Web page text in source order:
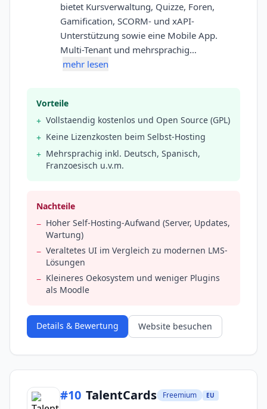
bietet Kursverwaltung, Quizze, Foren,
Gamification, SCORM- und xAPI-
Unterstützung sowie eine Mobile App.
Multi-Tenant und mehrsprachig…
mehr lesen
Vorteile
+ Vollstaendig kostenlos und Open Source (GPL)
+ Keine Lizenzkosten beim Selbst-Hosting
+ Mehrsprachig inkl. Deutsch, Spanisch,
Franzoesisch u.v.m.
Nachteile
− Hoher Self-Hosting-Aufwand (Server, Updates,
Wartung)
− Veraltetes UI im Vergleich zu modernen LMS-
Lösungen
− Kleineres Oekosystem und weniger Plugins
als Moodle
Details & Bewertung Website besuchen
#10 TalentCards Freemium EU